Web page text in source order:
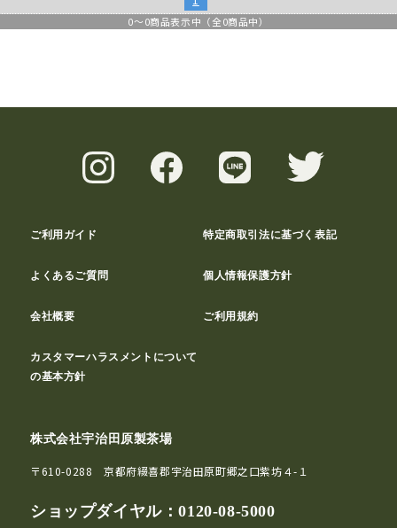
0～0商品表示中（全0商品中）
ご利用ガイド 特定商取引法に基づく表記
よくあるご質問 個人情報保護方針
会社概要 ご利用規約
カスタマーハラスメントについて
の基本方針
株式会社宇治田原製茶場
〒610-0288 京都府綴喜郡宇治田原町郷之口紫坊４-１
ショップダイヤル：0120-08-5000